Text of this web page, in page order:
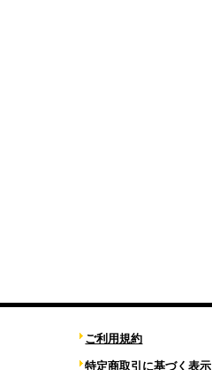
ご利用規約
特定商取引に基づく表示